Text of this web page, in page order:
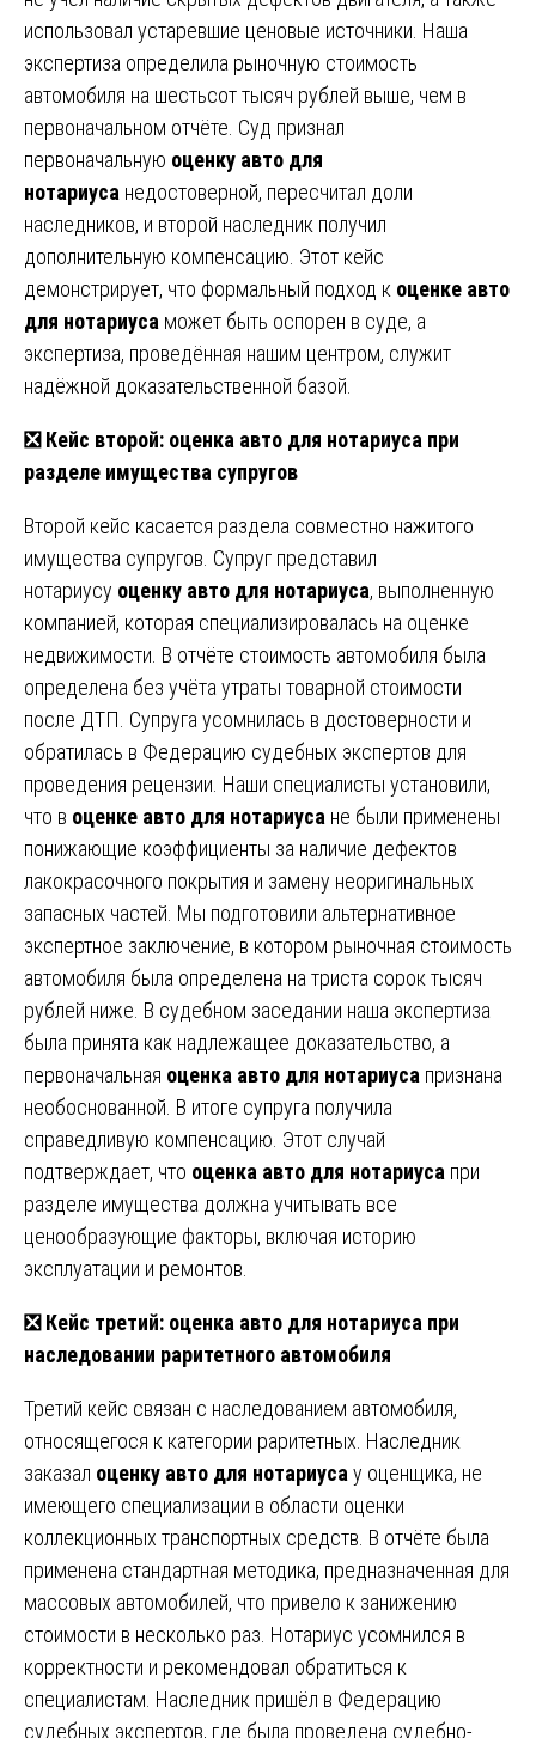
использовал устаревшие ценовые источники. Наша
экспертиза определила рыночную стоимость
автомобиля на шестьсот тысяч рублей выше, чем в
первоначальном отчёте. Суд признал
первоначальную оценку авто для
нотариуса недостоверной, пересчитал доли
наследников, и второй наследник получил
дополнительную компенсацию. Этот кейс
демонстрирует, что формальный подход к оценке авто
для нотариуса может быть оспорен в суде, а
экспертиза, проведённая нашим центром, служит
надёжной доказательственной базой.
❎ Кейс второй: оценка авто для нотариуса при
разделе имущества супругов
Второй кейс касается раздела совместно нажитого
имущества супругов. Супруг представил
нотариусу оценку авто для нотариуса, выполненную
компанией, которая специализировалась на оценке
недвижимости. В отчёте стоимость автомобиля была
определена без учёта утраты товарной стоимости
после ДТП. Супруга усомнилась в достоверности и
обратилась в Федерацию судебных экспертов для
проведения рецензии. Наши специалисты установили,
что в оценке авто для нотариуса не были применены
понижающие коэффициенты за наличие дефектов
лакокрасочного покрытия и замену неоригинальных
запасных частей. Мы подготовили альтернативное
экспертное заключение, в котором рыночная стоимость
автомобиля была определена на триста сорок тысяч
рублей ниже. В судебном заседании наша экспертиза
была принята как надлежащее доказательство, а
первоначальная оценка авто для нотариуса признана
необоснованной. В итоге супруга получила
справедливую компенсацию. Этот случай
подтверждает, что оценка авто для нотариуса при
разделе имущества должна учитывать все
ценообразующие факторы, включая историю
эксплуатации и ремонтов.
❎ Кейс третий: оценка авто для нотариуса при
наследовании раритетного автомобиля
Третий кейс связан с наследованием автомобиля,
относящегося к категории раритетных. Наследник
заказал оценку авто для нотариуса у оценщика, не
имеющего специализации в области оценки
коллекционных транспортных средств. В отчёте была
применена стандартная методика, предназначенная для
массовых автомобилей, что привело к занижению
стоимости в несколько раз. Нотариус усомнился в
корректности и рекомендовал обратиться к
специалистам. Наследник пришёл в Федерацию
судебных экспертов, где была проведена судебно-